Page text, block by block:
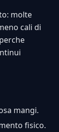
molte
cali di
mangi.
fisico.